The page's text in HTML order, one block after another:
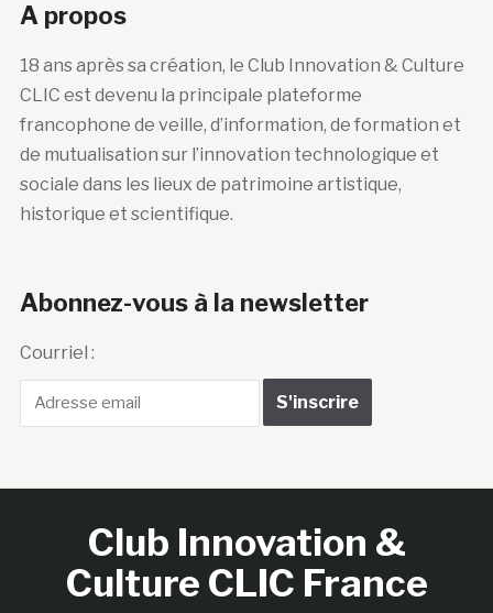
A propos
18 ans après sa création, le Club Innovation & Culture
CLIC est devenu la principale plateforme
francophone de veille, d’information, de formation et
de mutualisation sur l’innovation technologique et
sociale dans les lieux de patrimoine artistique,
historique et scientifique.
Abonnez-vous à la newsletter
Courriel :
Club Innovation &
Culture CLIC France